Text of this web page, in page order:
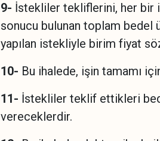
9- İstekliler tekliflerini, her bir
sonucu bulunan toplam
yapılan istekliyle birim fiyat
10- Bu ihalede, işin tamamı
11- İstekliler teklif ettikleri
vereceklerdir.